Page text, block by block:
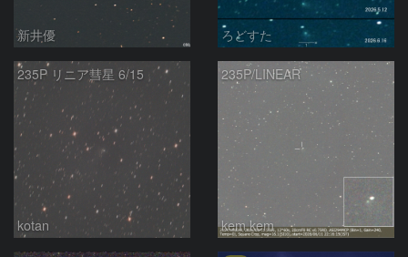
新井優 ろどすた
235P リニア彗星 6/15
kotan
235P/LINEAR
kem.kem